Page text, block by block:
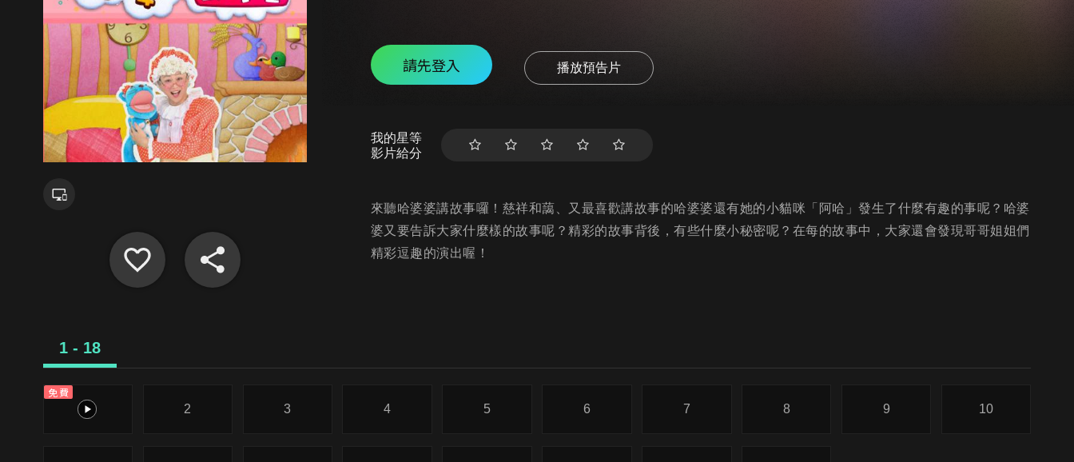
請先登入 播放預告片
我的星等
影片給分
來聽哈婆婆講故事囉！慈祥和藹、又最喜歡講故事的哈婆婆還有她的小貓咪「阿哈」發生了什麼有趣的事呢？哈婆
婆又要告訴大家什麼樣的故事呢？精彩的故事背後，有些什麼小秘密呢？在每的故事中，大家還會發現哥哥姐姐們
精彩逗趣的演出喔！
1 - 18
免費
1
2 3 4 5 6 7 8 9 10